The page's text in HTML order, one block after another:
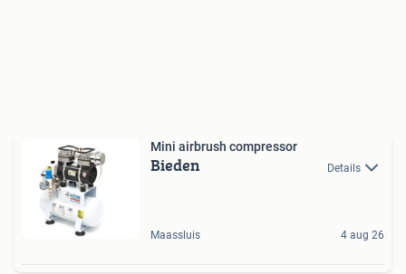
Mini airbrush compressor
Bieden Details
Maassluis 4 aug 26